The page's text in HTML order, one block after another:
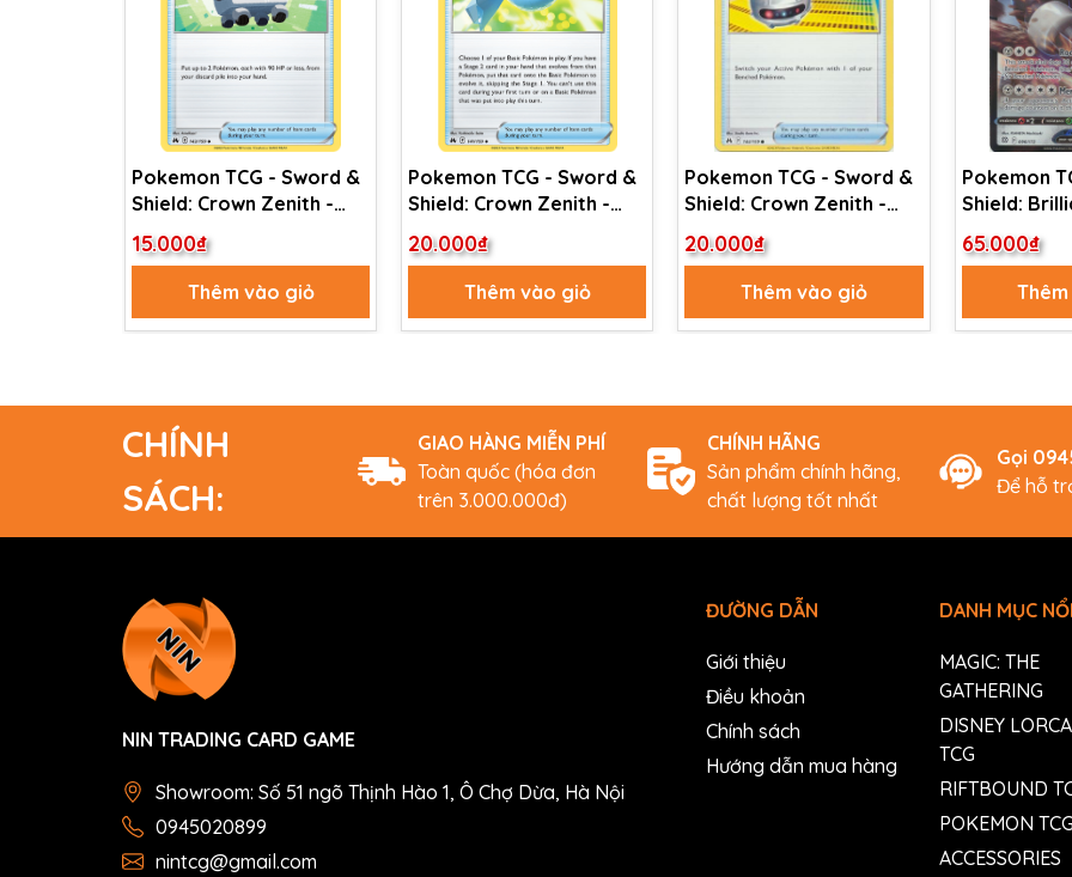
Pokemon TCG - Sword &
Shield: Crown Zenith -
Rescue Carrier - 142/159
15.000₫
Thêm vào giỏ
Pokemon TCG - Sword &
Shield: Crown Zenith -
Rare Candy
20.000₫
Thêm vào giỏ
Pokemon TCG - Sword &
Shield: Crown Zenith -
Switch
20.000₫
Thêm vào giỏ
Pokemon
Shield:
Aggron V -
Ultra Rare
65.000₫
CHÍNH
SÁCH:
GIAO HÀNG MIỄN PHÍ
Toàn quốc (hóa đơn
trên 3.000.000đ)
CHÍNH HÃNG
Sản phẩm chính hãng,
chất lượng tốt nhất
Gọi
Để hỗ
NIN TRADING CARD GAME
Showroom: Số 51 ngõ Thịnh Hào 1, Ô Chợ Dừa, Hà Nội
0945020899
nintcg@gmail.com
ĐƯỜNG DẪN
Giới thiệu
Điều khoản
Chính sách
Hướng dẫn mua hàng
DANH MỤC
MAGIC: THE
GATHERING
DISNEY
TCG
RIFTBOUND
POKEMON TCG
ACCESSORIES